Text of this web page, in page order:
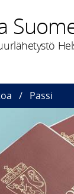
Passi